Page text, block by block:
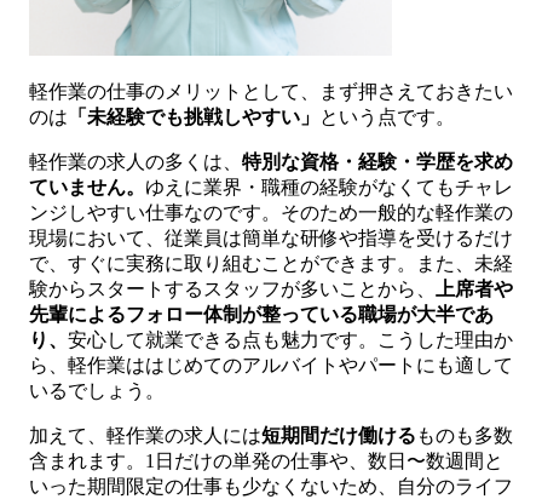
軽作業の仕事のメリットとして、まず押さえておきたい
のは 「未経験でも挑戦しやすい」 という点です。
軽作業の求人の多くは、 特別な資格・経験・学歴を求め
ていません。 ゆえに業界・職種の経験がなくてもチャレ
ンジしやすい仕事なのです。そのため一般的な軽作業の
現場において、従業員は簡単な研修や指導を受けるだけ
で、すぐに実務に取り組むことができます。また、未経
験からスタートするスタッフが多いことから、
上席者や
先輩によるフォロー体制が整っている職場が大半であ
り、 安心して就業できる点も魅力です。こうした理由か
ら、軽作業ははじめてのアルバイトやパートにも適して
いるでしょう。
加えて、軽作業の求人には短期間だけ働ける ものも多数
含まれます。1日だけの単発の仕事や、数日〜数週間と
いった期間限定の仕事も少なくないため、自分のライフ